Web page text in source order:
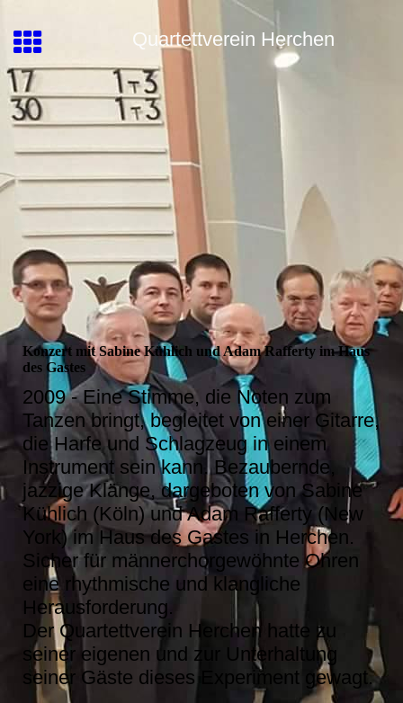
Quartettverein Herchen
Konzert mit Sabine Kühlich und Adam Rafferty im Haus
des Gastes
2009 - Eine Stimme, die Noten zum
Tanzen bringt, begleitet von einer Gitarre,
die Harfe und Schlagzeug in einem
Instrument sein kann. Bezaubernde,
jazzige Klänge, dargeboten von Sabine
Kühlich (Köln) und Adam Rafferty (New
York) im Haus des Gastes in Herchen.
Sicher für männerchorgewöhnte Ohren
eine rhythmische und klangliche
Herausforderung.
Der Quartettverein Herchen hatte zu
seiner eigenen und zur Unterhaltung
seiner Gäste dieses Experiment gewagt.